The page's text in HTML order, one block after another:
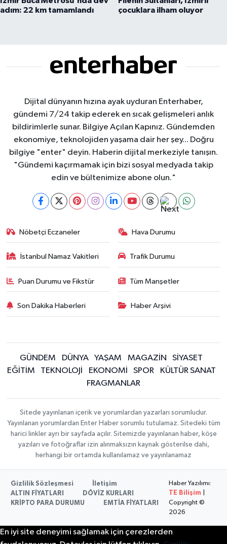
adım: 22 km tamamlandı
çocuklara ilham oluyor
Dijital dünyanın hızına ayak uyduran Enterhaber,
gündemi 7/24 takip ederek en sıcak gelişmeleri anlık
bildirimlerle sunar. Bilgiye Açılan Kapınız. Gündemden
ekonomiye, teknolojiden yaşama dair her şey... Doğru
bilgiye "enter" deyin. Haberin dijital merkeziyle tanışın.
"Gündemi kaçırmamak için bizi sosyal medyada takip
edin ve bültenimize abone olun."
Nöbetçi Eczaneler Hava Durumu
İstanbul Namaz Vakitleri Trafik Durumu
Puan Durumu ve Fikstür Tüm Manşetler
Son Dakika Haberleri Haber Arşivi
GÜNDEM DÜNYA YAŞAM MAGAZİN
SİYASET
EĞİTİM
TEKNOLOJİ EKONOMİ SPOR
KÜLTÜR SANAT
FRAGMANLAR
Sitede yayınlanan içerik ve yorumlardan yazarları sorumludur.
Yayınlanan yorumlardan Enter Haber sorumlu tutulamaz. Sitedeki tüm
harici linkler ayrı bir sayfada açılır. Sitemizde yayınlanan haber, köşe
yazıları ve fotoğraflar izin alınmaksızın kaynak gösterilse dahi,
herhangi bir ortamda kullanılamaz ve yayınlanamaz
Gizlilik Sözleşmesi
İletişim
ALTIN FİYATLARI
DÖVİZ KURLARI
KRİPTO PARA DURUMU
EMTİA FİYATLARI
Haber Yazılımı:
TE Bilişim
Copyright ©
2026
En iyi site deneyimi sağlamak için çerezlerden